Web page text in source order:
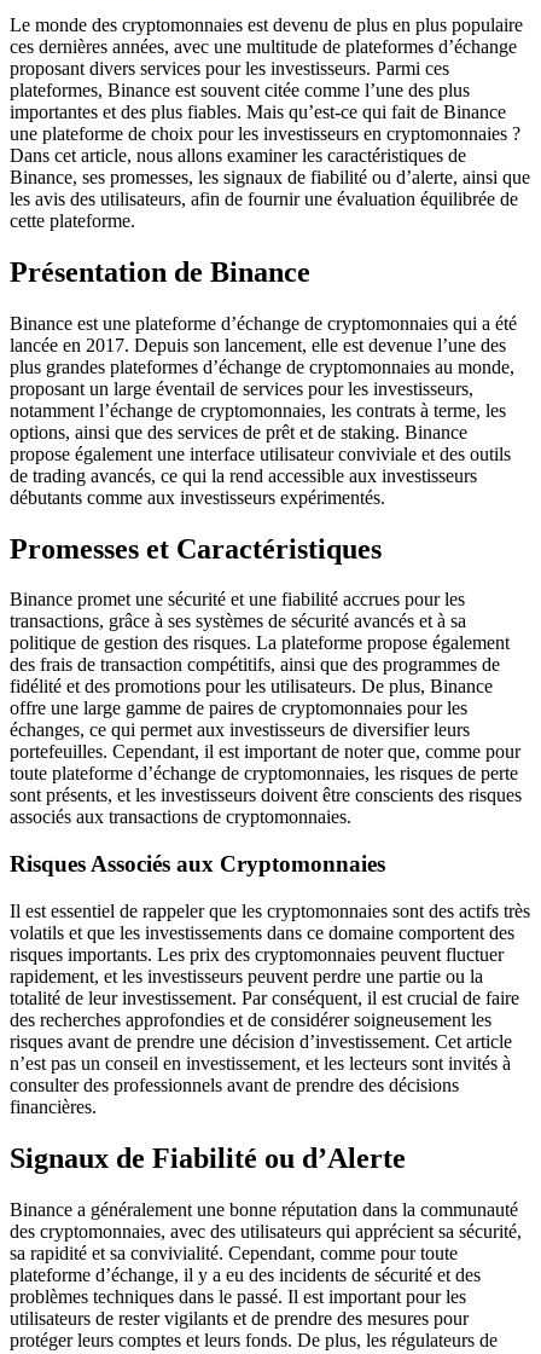
Le monde des cryptomonnaies est devenu de plus en plus populaire
ces dernières années, avec une multitude de plateformes d’échange
proposant divers services pour les investisseurs. Parmi ces
plateformes, Binance est souvent citée comme l’une des plus
importantes et des plus fiables. Mais qu’est-ce qui fait de Binance
une plateforme de choix pour les investisseurs en cryptomonnaies ?
Dans cet article, nous allons examiner les caractéristiques de
Binance, ses promesses, les signaux de fiabilité ou d’alerte, ainsi que
les avis des utilisateurs, afin de fournir une évaluation équilibrée de
cette plateforme.
Présentation de Binance
Binance est une plateforme d’échange de cryptomonnaies qui a été
lancée en 2017. Depuis son lancement, elle est devenue l’une des
plus grandes plateformes d’échange de cryptomonnaies au monde,
proposant un large éventail de services pour les investisseurs,
notamment l’échange de cryptomonnaies, les contrats à terme, les
options, ainsi que des services de prêt et de staking. Binance
propose également une interface utilisateur conviviale et des outils
de trading avancés, ce qui la rend accessible aux investisseurs
débutants comme aux investisseurs expérimentés.
Promesses et Caractéristiques
Binance promet une sécurité et une fiabilité accrues pour les
transactions, grâce à ses systèmes de sécurité avancés et à sa
politique de gestion des risques. La plateforme propose également
des frais de transaction compétitifs, ainsi que des programmes de
fidélité et des promotions pour les utilisateurs. De plus, Binance
offre une large gamme de paires de cryptomonnaies pour les
échanges, ce qui permet aux investisseurs de diversifier leurs
portefeuilles. Cependant, il est important de noter que, comme pour
toute plateforme d’échange de cryptomonnaies, les risques de perte
sont présents, et les investisseurs doivent être conscients des risques
associés aux transactions de cryptomonnaies.
Risques Associés aux Cryptomonnaies
Il est essentiel de rappeler que les cryptomonnaies sont des actifs très
volatils et que les investissements dans ce domaine comportent des
risques importants. Les prix des cryptomonnaies peuvent fluctuer
rapidement, et les investisseurs peuvent perdre une partie ou la
totalité de leur investissement. Par conséquent, il est crucial de faire
des recherches approfondies et de considérer soigneusement les
risques avant de prendre une décision d’investissement. Cet article
n’est pas un conseil en investissement, et les lecteurs sont invités à
consulter des professionnels avant de prendre des décisions
financières.
Signaux de Fiabilité ou d’Alerte
Binance a généralement une bonne réputation dans la communauté
des cryptomonnaies, avec des utilisateurs qui apprécient sa sécurité,
sa rapidité et sa convivialité. Cependant, comme pour toute
plateforme d’échange, il y a eu des incidents de sécurité et des
problèmes techniques dans le passé. Il est important pour les
utilisateurs de rester vigilants et de prendre des mesures pour
protéger leurs comptes et leurs fonds. De plus, les régulateurs de